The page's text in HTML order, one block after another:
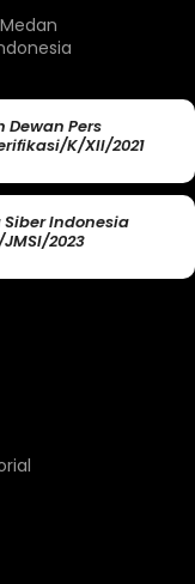
Pers
K/XII/2021
Indonesia
2023